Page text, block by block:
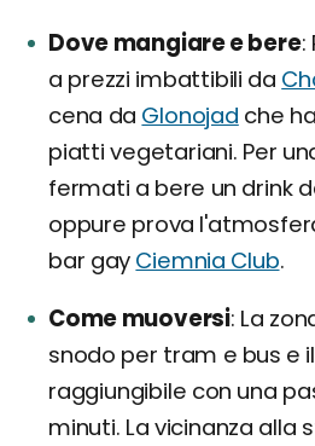
Dove mangiare e bere
a prezzi imbattibili da
cena da Glonojad che
piatti vegetariani. Per
fermati a bere un drink
oppure prova
bar gay Ciemnia Club.
Come muoversi La
snodo per tram e bus e
raggiungibile con una
minuti. La vicinanza alla